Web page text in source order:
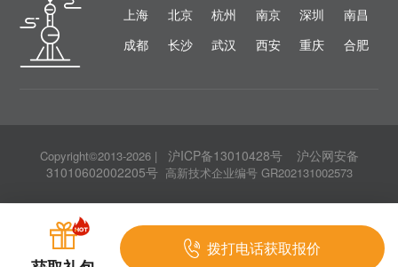
上海 北京 杭州 南京 深圳
南昌
成都
长沙 武汉 西安 重庆 合肥
Copyright©2013-2026 | 沪ICP备13010428号
沪公网安备
31010602002205号 高新技术企业编号 GR202131002573
拨打电话获取报价